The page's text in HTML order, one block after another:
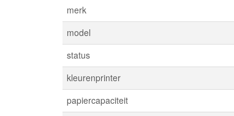
merk
model
status
kleurenprinter
papiercapaciteit